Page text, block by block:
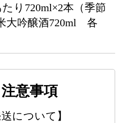
り720ml×2本（季節
大吟醸酒720ml 各
意事項
について】